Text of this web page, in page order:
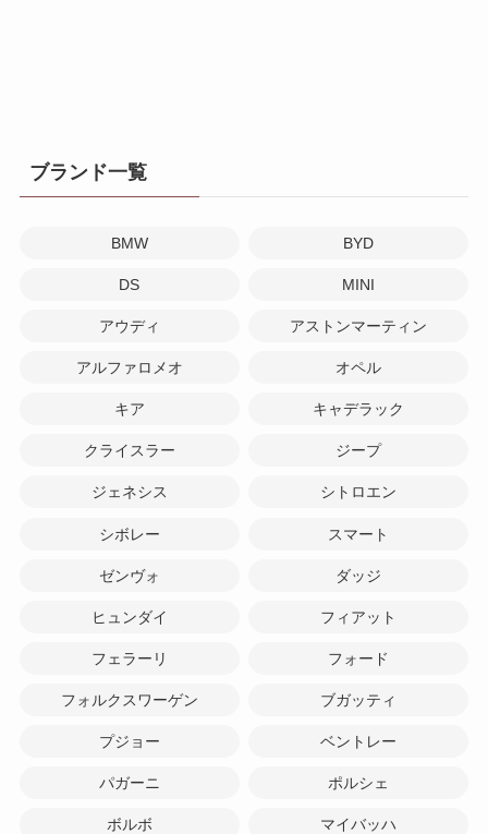
ブランド一覧
BMW BYD
DS MINI
アウディ アストンマーティン
アルファロメオ オペル
キア キャデラック
クライスラー ジープ
ジェネシス シトロエン
シボレー スマート
ゼンヴォ ダッジ
ヒュンダイ フィアット
フェラーリ フォード
フォルクスワーゲン ブガッティ
プジョー ベントレー
パガーニ ポルシェ
ボルボ マイバッハ